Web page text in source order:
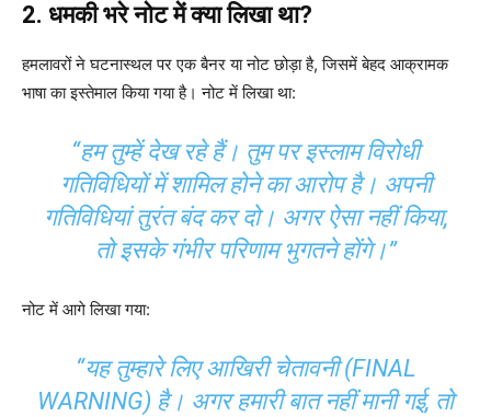
2. धमकी भरे नोट में क्या लिखा था?
हमलावरों ने घटनास्थल पर एक बैनर या नोट छोड़ा है, जिसमें बेहद आक्रामक
भाषा का इस्तेमाल किया गया है। नोट में लिखा था:
“हम तुम्हें देख रहे हैं। तुम पर इस्लाम विरोधी
गतिविधियों में शामिल होने का आरोप है। अपनी
गतिविधियां तुरंत बंद कर दो। अगर ऐसा नहीं किया,
तो इसके गंभीर परिणाम भुगतने होंगे।”
नोट में आगे लिखा गया:
“यह तुम्हारे लिए आखिरी चेतावनी (FINAL
WARNING) है। अगर हमारी बात नहीं मानी गई, तो